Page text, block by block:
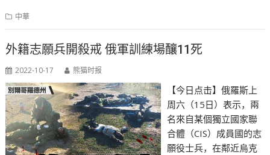
中華
外籍志願兵開殺戒 俄軍訓練場釀11死
2022-10-17 熊猫时报
【今日点击】俄羅斯上
周六（15日）表示，兩
名來自某個獨立國家聯
合體（CIS）成員國的志
願役士兵，在鄰近烏克